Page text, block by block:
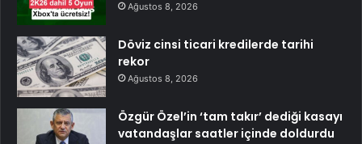
Ağustos 8, 2026
Döviz cinsi ticari kredilerde tarihi
rekor
Ağustos 8, 2026
Özgür Özel’in ‘tam takır’ dediği kasayı
vatandaşlar saatler içinde doldurdu